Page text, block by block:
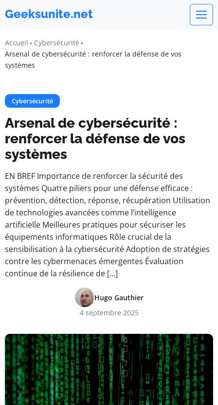
Geeksunite.net
Accueil
Cybersécurité
Arsenal de cybersécurité : renforcer la défense de vos
systèmes
Cybersécurité
Arsenal de cybersécurité :
renforcer la défense de vos
systèmes
EN BREF Importance de renforcer la sécurité des
systèmes Quatre piliers pour une défense efficace :
prévention, détection, réponse, récupération Utilisation
de technologies avancées comme l’intelligence
artificielle Meilleures pratiques pour sécuriser les
équipements informatiques Rôle crucial de la
sensibilisation à la cybersécurité Adoption de stratégies
contre les cybermenaces émergentes Évaluation
continue de la résilience de […]
Hugo Gauthier
4 septembre 2025